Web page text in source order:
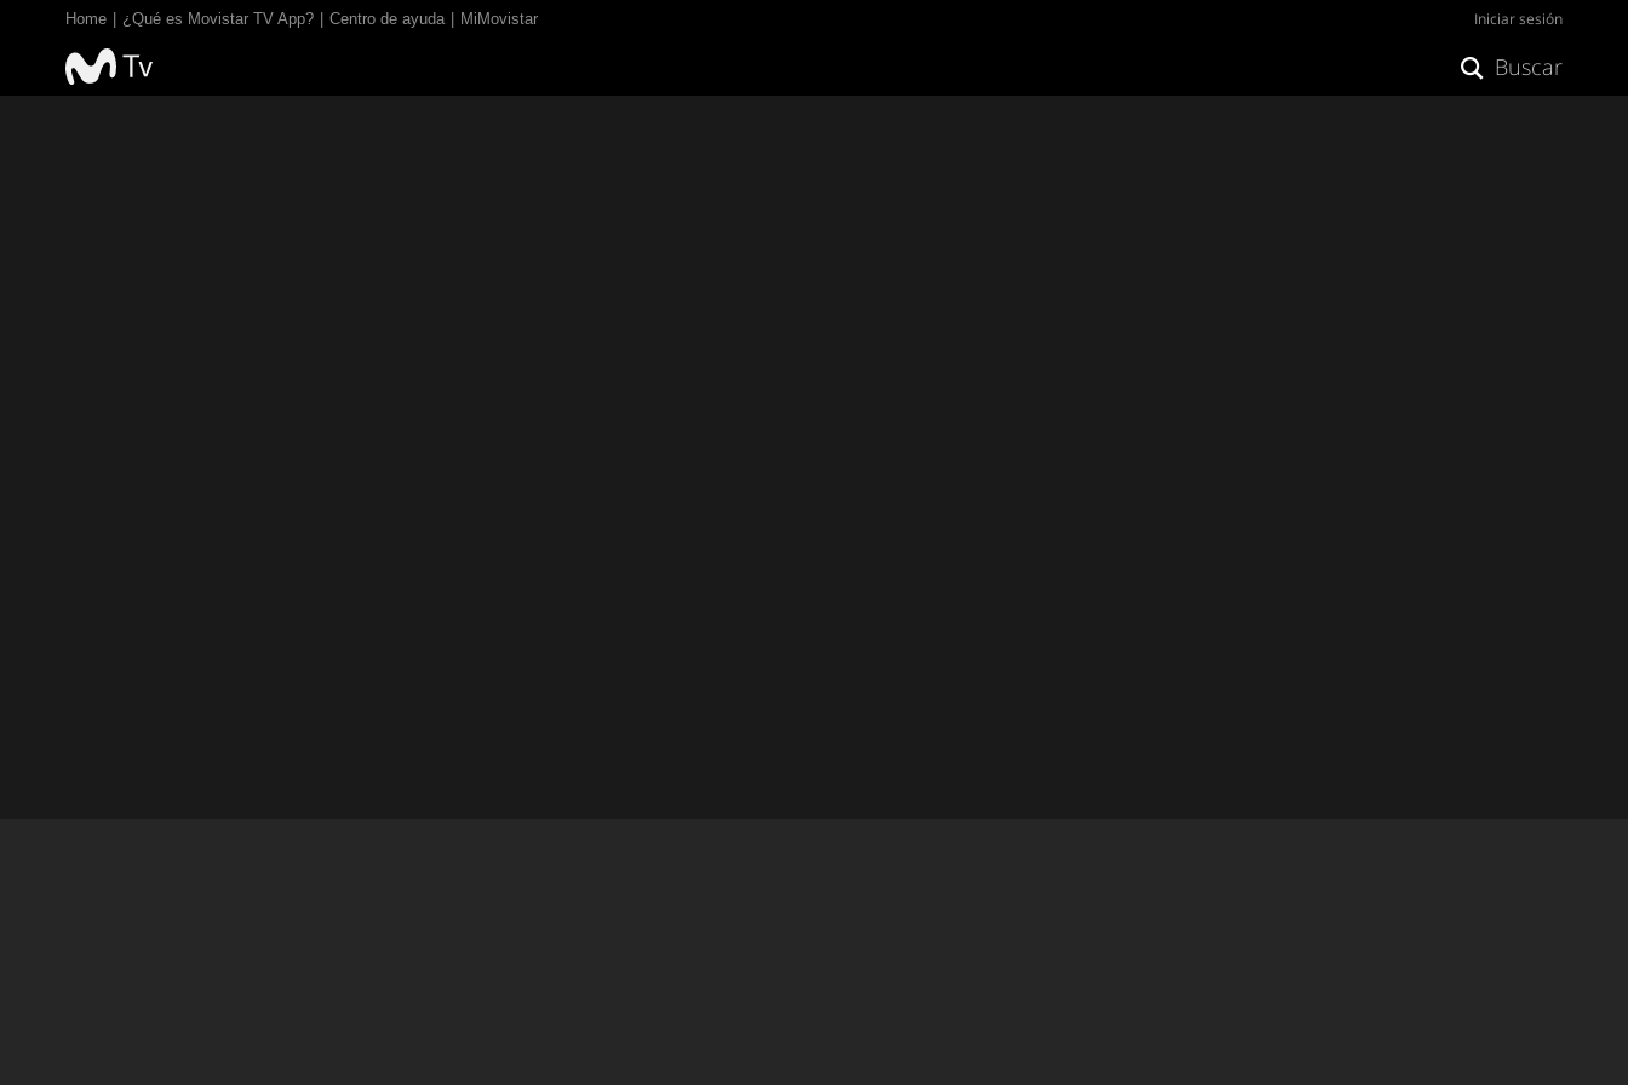
Home ¿Qué es Movistar TV App? Centro de ayuda MiMovistar Iniciar sesión
Buscar